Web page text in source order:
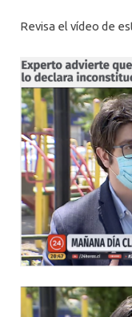
Revisa el vídeo de